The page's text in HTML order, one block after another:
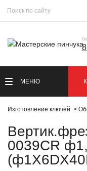
МЕНЮ
Изготовление ключей
0039CR